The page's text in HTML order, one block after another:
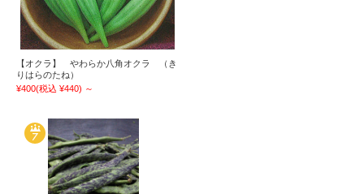
【オクラ】 やわらか八角オクラ （き
りはらのたね）
¥400(税込 ¥440) ～